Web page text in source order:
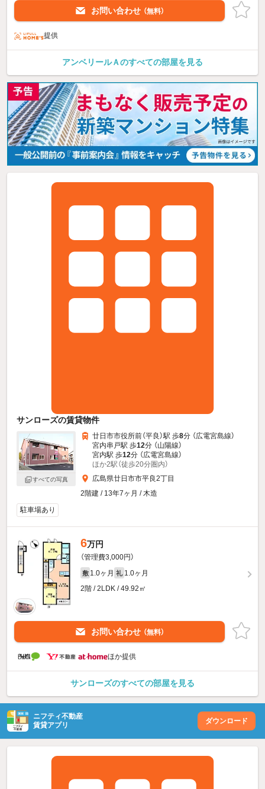
お問い合わせ （無料）
提供
アンベリールＡのすべての部屋を見る
サンローズの賃貸物件
すべての写真
廿日市市役所前（平良）駅 歩8分 （広電宮島線）
宮内串戸駅 歩12分 （山陽線）
宮内駅 歩12分 （広電宮島線）
ほか2駅（徒歩20分圏内）
広島県廿日市市平良2丁目
2階建 / 13年7ヶ月 / 木造
駐車場あり
6万円
（管理費3,000円）
敷 1.0ヶ月 礼 1.0ヶ月
2階 / 2LDK / 49.92㎡
お問い合わせ （無料）
ほか提供
サンローズのすべての部屋を見る
ニフティ不動産
賃貸アプリ
ダウンロード